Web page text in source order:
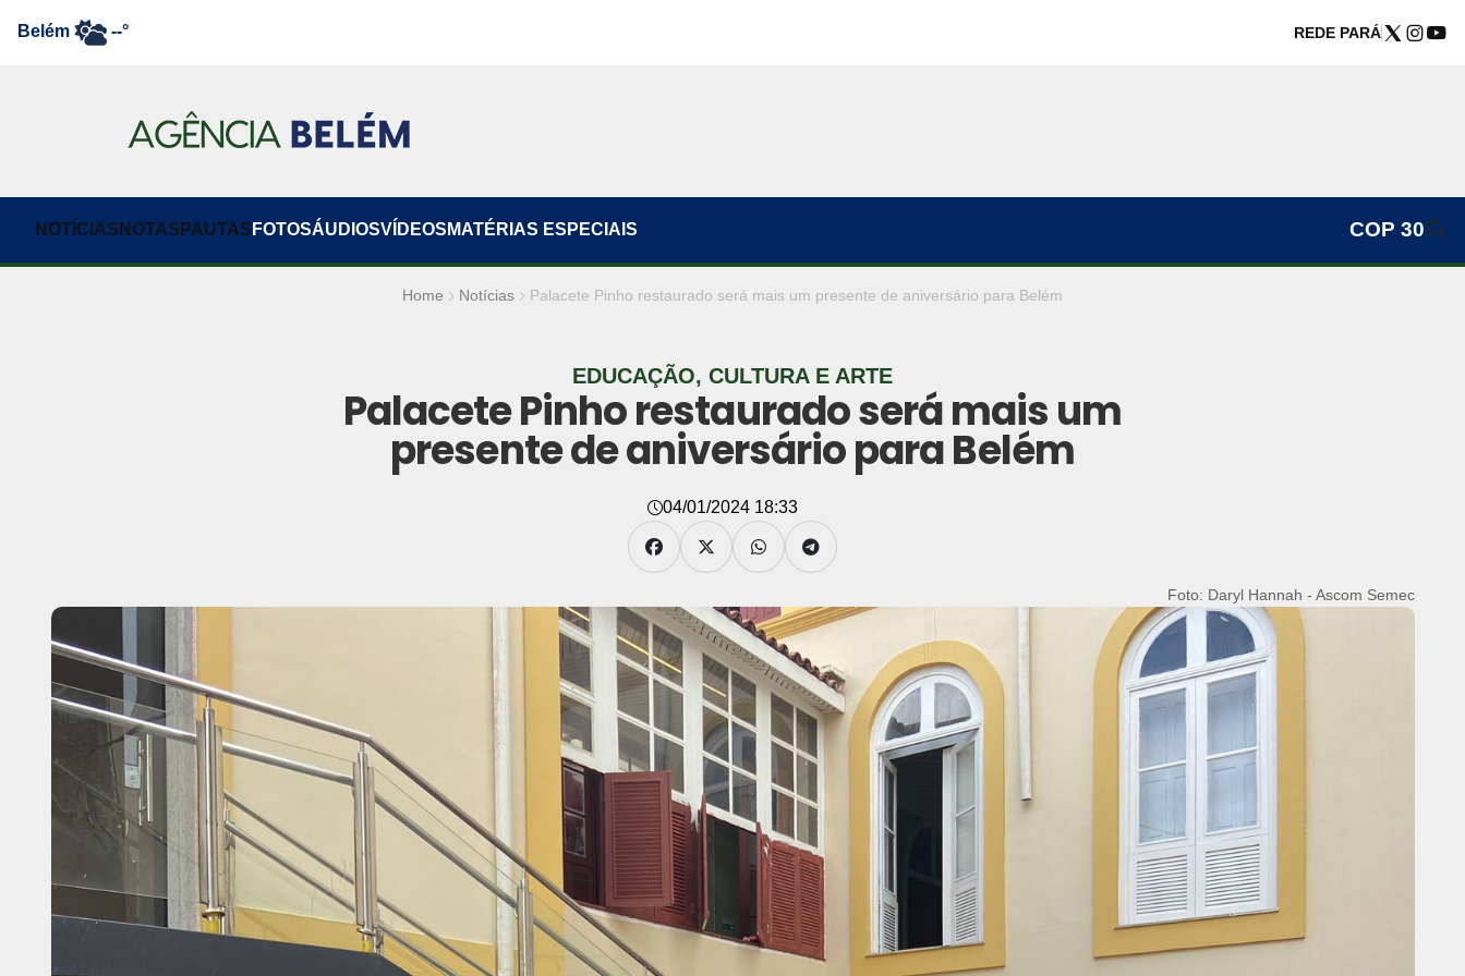
Belém --° REDE PARÁ
NOTÍCIAS NOTAS PAUTAS FOTOSÁUDIOSVÍDEOS MATÉRIAS ESPECIAIS COP 30
Home Notícias Palacete Pinho restaurado será mais um presente de aniversário para Belém
EDUCAÇÃO, CULTURA E ARTE
Palacete Pinho restaurado será mais um
presente de aniversário para Belém
04/01/2024 18:33
Foto: Daryl Hannah - Ascom Semec